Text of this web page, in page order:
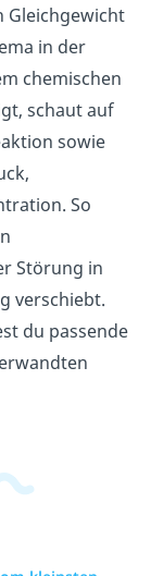
Gleichgewicht
in der
chemischen
schaut auf
sowie
So
Störung in
verschiebt.
du passende